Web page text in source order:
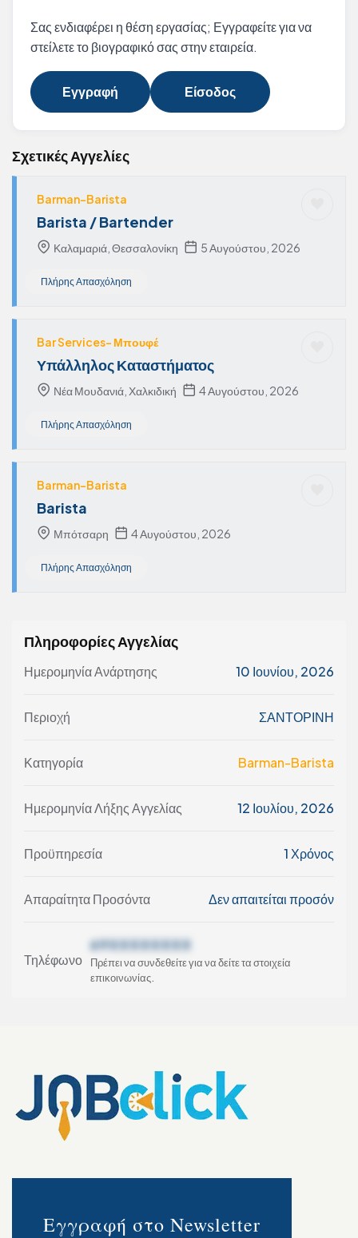
Σας ενδιαφέρει η θέση εργασίας; Εγγραφείτε για να
στείλετε το βιογραφικό σας στην εταιρεία.
Εγγραφή Είσοδος
Σχετικές Αγγελίες
Barman-Barista
Barista / Bartender
Καλαμαριά, Θεσσαλονίκη 5 Αυγούστου, 2026
Πλήρης Απασχόληση
Bar Services- Μπουφέ
Υπάλληλος Καταστήματος
Νέα Μουδανιά, Χαλκιδική 4 Αυγούστου, 2026
Πλήρης Απασχόληση
Barman-Barista
Barista
Μπότσαρη 4 Αυγούστου, 2026
Πλήρης Απασχόληση
Πληροφορίες Αγγελίας
Ημερομηνία Ανάρτησης 10 Ιουνίου, 2026
Περιοχή ΣΑΝΤΟΡΙΝΗ
Κατηγορία Barman-Barista
Ημερομηνία Λήξης Αγγελίας 12 Ιουλίου, 2026
Προϋπηρεσία 1 Χρόνος
Απαραίτητα Προσόντα Δεν απαιτείται προσόν
Τηλέφωνο
69XXXXXXXX
Πρέπει να συνδεθείτε για να δείτε τα στοιχεία
επικοινωνίας.
Εγγραφή στο Newsletter